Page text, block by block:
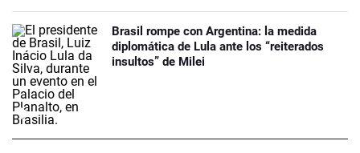
Brasil rompe con Argentina: la medida
diplomática de Lula ante los “reiterados
insultos” de Milei